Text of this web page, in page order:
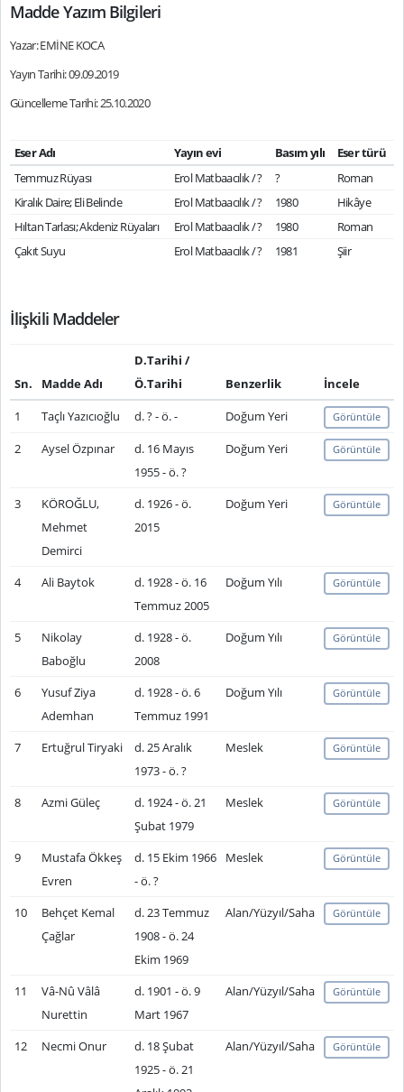
Madde Yazım Bilgileri
Yazar: EMİNE KOCA
Yayın Tarihi: 09.09.2019
Güncelleme Tarihi: 25.10.2020
Eser Adı Yayın evi Basım yılı
Eser türü
Temmuz Rüyası
Erol Matbaacılık / ? ?
Roman
Kiralık Daire; Eli Belinde
Erol Matbaacılık / ? 1980
Hikâye
Hıltan Tarlası; Akdeniz Rüyaları
Erol Matbaacılık / ? 1980
Roman
Çakıt Suyu
Erol Matbaacılık / ? 1981 Şiir
İlişkili Maddeler
Sn. Madde Adı
D.Tarihi /
Ö.Tarihi
Benzerlik
İncele
1
Taçlı Yazıcıoğlu d. ? - ö. - Doğum Yeri Görüntüle
2 Aysel Özpınar
d. 16 Mayıs
1955 - ö. ?
Doğum Yeri Görüntüle
3
KÖROĞLU,
Mehmet
Demirci
d. 1926 - ö.
2015
Doğum Yeri Görüntüle
4 Ali Baytok
d. 1928 - ö. 16
Temmuz 2005
Doğum Yılı Görüntüle
5
Nikolay
Baboğlu
d. 1928 - ö.
2008
Doğum Yılı Görüntüle
6
Yusuf Ziya
Ademhan
d. 1928 - ö. 6
Temmuz 1991
Doğum Yılı Görüntüle
7 Ertuğrul Tiryaki
d. 25 Aralık
1973 - ö. ?
Meslek Görüntüle
8 Azmi Güleç
d. 1924 - ö. 21
Şubat 1979
Meslek Görüntüle
9
Mustafa Ökkeş
Evren
d. 15 Ekim 1966
- ö. ?
Meslek Görüntüle
10
Behçet Kemal
Çağlar
d. 23 Temmuz
1908 - ö. 24
Ekim 1969
Alan/Yüzyıl/Saha Görüntüle
11
Vâ-Nû Vâlâ
Nurettin
d. 1901 - ö. 9
Mart 1967
Alan/Yüzyıl/Saha Görüntüle
12 Necmi Onur
d. 18 Şubat
1925 - ö. 21
Alan/Yüzyıl/Saha Görüntüle